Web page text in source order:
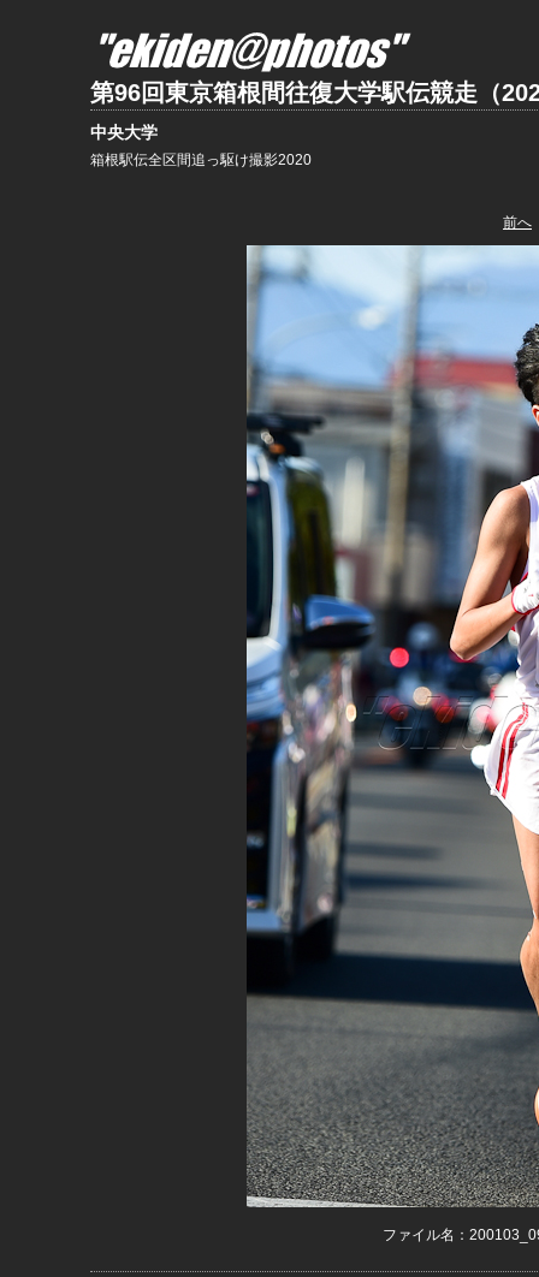
第96回東京箱根間往復大学駅伝競走（
中央大学
箱根駅伝全区間追っ駆け撮影2020
前へ
ファイル名：